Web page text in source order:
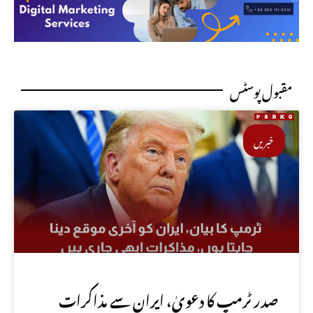
مقبول پوسٹس
خبریں
صدر ٹرمپ کا دعویٰ، ایران سے مذاکرات